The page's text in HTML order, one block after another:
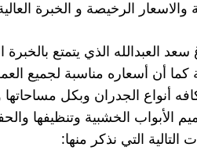
الرخيصة و الخبرة
العبدالله الذي يتمتع بالخبرة
كما أن أسعاره مناسبة لجميع
أنواع الجدران وبكل
الأبواب الخشبية
التي نذكر منها: